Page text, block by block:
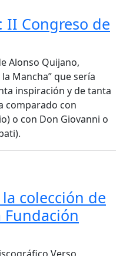
II Congreso de
Alonso Quijano,
Mancha” que sería
inspiración y de tanta
comparado con
o con Don Giovanni o
colección de